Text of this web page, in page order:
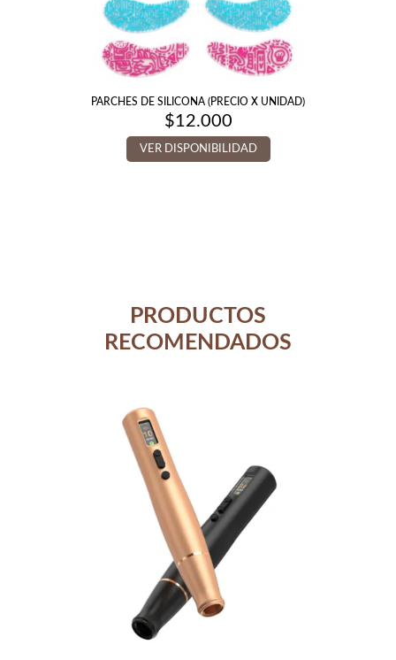
PARCHES DE SILICONA (PRECIO X UNIDAD)
$12.000
VER DISPONIBILIDAD
PRODUCTOS
RECOMENDADOS